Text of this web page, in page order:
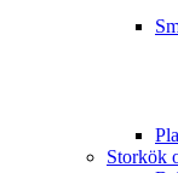
Storkök